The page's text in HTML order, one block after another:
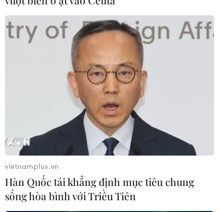
Giá xăng đồng loạt giảm từ
360 đến 440 đồng mỗi lít
25/09/2025 08:41
Giá xăng E5 RON 92 không cao hơn 19.618 đồng/lít
vietnamplus.vn
Hàn Quốc tái khẳng định mục tiêu chung
sống hòa bình với Triều Tiên